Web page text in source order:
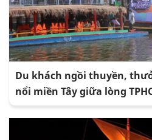
Du khách ngồi thuyền,
nổi miền Tây giữa lòng